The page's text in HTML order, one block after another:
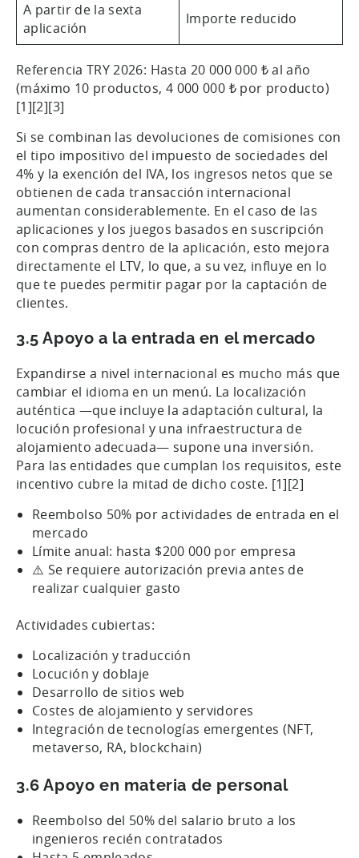
A partir de la sexta
aplicación
Importe reducido
Referencia TRY 2026: Hasta 20 000 000 ₺ al año
(máximo 10 productos, 4 000 000 ₺ por producto)
[1][2][3]
Si se combinan las devoluciones de comisiones con
el tipo impositivo del impuesto de sociedades del
4% y la exención del IVA, los ingresos netos que se
obtienen de cada transacción internacional
aumentan considerablemente. En el caso de las
aplicaciones y los juegos basados en suscripción
con compras dentro de la aplicación, esto mejora
directamente el LTV, lo que, a su vez, influye en lo
que te puedes permitir pagar por la captación de
clientes.
3.5 Apoyo a la entrada en el mercado
Expandirse a nivel internacional es mucho más que
cambiar el idioma en un menú. La localización
auténtica —que incluye la adaptación cultural, la
locución profesional y una infraestructura de
alojamiento adecuada— supone una inversión.
Para las entidades que cumplan los requisitos, este
incentivo cubre la mitad de dicho coste. [1][2]
Reembolso 50% por actividades de entrada en el
mercado
Límite anual: hasta $200 000 por empresa
⚠️ Se requiere autorización previa antes de
realizar cualquier gasto
Actividades cubiertas:
Localización y traducción
Locución y doblaje
Desarrollo de sitios web
Costes de alojamiento y servidores
Integración de tecnologías emergentes (NFT,
metaverso, RA, blockchain)
3.6 Apoyo en materia de personal
Reembolso del 50% del salario bruto a los
ingenieros recién contratados